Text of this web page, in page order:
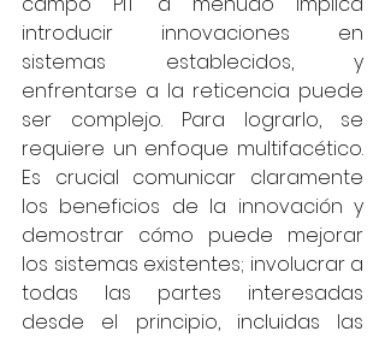
introducir innovaciones en
sistemas establecidos, y
enfrentarse a la reticencia puede
ser complejo. Para lograrlo, se
requiere un enfoque multifacético.
Es crucial comunicar claramente
los beneficios de la innovación y
demostrar cómo puede mejorar
los sistemas existentes; involucrar a
todas las partes interesadas
desde el principio, incluidas las